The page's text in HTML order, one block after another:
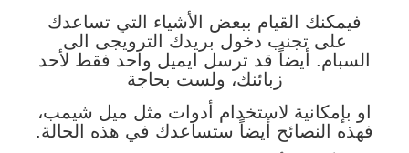
فيمكنك القيام ببعض الأشياء التي تساعدك
على تجنب دخول بريدك الترويجى الى
السبام. أيضاً قد ترسل ايميل واحد فقط لأحد
زبائنك، ولست بحاجة
او بإمكانية لاستخدام أدوات مثل ميل شيمب،
فهذه النصائح أيضاً ستساعدك في هذه الحالة.